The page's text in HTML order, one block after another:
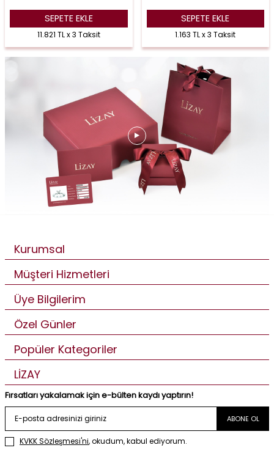
SEPETE EKLE
11.821 TL x 3 Taksit
SEPETE EKLE
1.163 TL x 3 Taksit
Kurumsal
Müşteri Hizmetleri
Üye Bilgilerim
Özel Günler
Popüler Kategoriler
LİZAY
Fırsatları yakalamak için e-bülten kaydı yaptırın!
ABONE OL
KVKK Sözleşmesi'ni, okudum, kabul ediyorum.